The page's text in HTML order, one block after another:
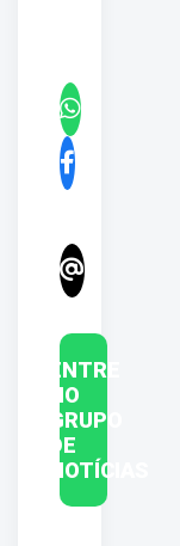
ENTRE
NO
GRUPO
DE
NOTÍCIAS